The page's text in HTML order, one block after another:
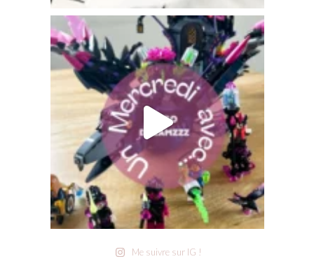
Me suivre sur IG !